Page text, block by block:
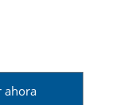
CIRCULAR, 1
ahora